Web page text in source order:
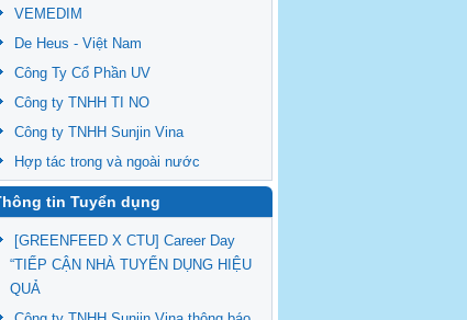
VEMEDIM
De Heus - Việt Nam
Công Ty Cổ Phần UV
Công ty TNHH TI NO
Công ty TNHH Sunjin Vina
Hợp tác trong và ngoài nước
tin Tuyển dụng
[GREENFEED X CTU] Career Day
“TIẾP CẬN NHÀ TUYỂN DỤNG HIỆU
QUẢ